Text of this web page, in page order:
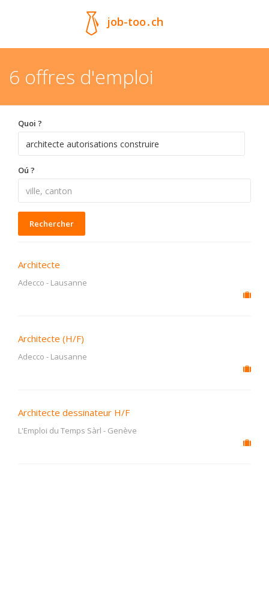
job-too.ch
6 offres d'emploi
Quoi ?
Oú ?
Rechercher
Architecte
Adecco - Lausanne
Architecte (H/F)
Adecco - Lausanne
Architecte dessinateur H/F
L'Emploi du Temps Sàrl - Genève